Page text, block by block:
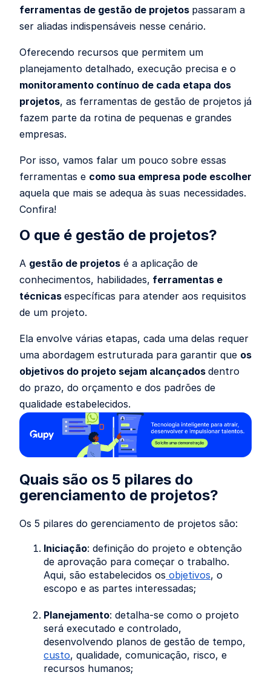
ferramentas de gestão de projetos passaram a
ser aliadas indispensáveis nesse cenário.
Oferecendo recursos que permitem um
planejamento detalhado, execução precisa e o
monitoramento contínuo de cada etapa dos
projetos, as ferramentas de gestão de projetos já
fazem parte da rotina de pequenas e grandes
empresas.
Por isso, vamos falar um pouco sobre essas
ferramentas e como sua empresa pode escolher
aquela que mais se adequa às suas necessidades.
Confira!
O que é gestão de projetos?
A gestão de projetos é a aplicação de
conhecimentos, habilidades, ferramentas e
técnicas específicas para atender aos requisitos
de um projeto.
Ela envolve várias etapas, cada uma delas requer
uma abordagem estruturada para garantir que os
objetivos do projeto sejam alcançados dentro
do prazo, do orçamento e dos padrões de
qualidade estabelecidos.
Quais são os 5 pilares do
gerenciamento de projetos?
Os 5 pilares do gerenciamento de projetos são:
Iniciação: definição do projeto e obtenção
de aprovação para começar o trabalho.
Aqui, são estabelecidos os objetivos, o
escopo e as partes interessadas;
Planejamento: detalha-se como o projeto
será executado e controlado,
desenvolvendo planos de gestão de tempo,
custo, qualidade, comunicação, risco, e
recursos humanos;